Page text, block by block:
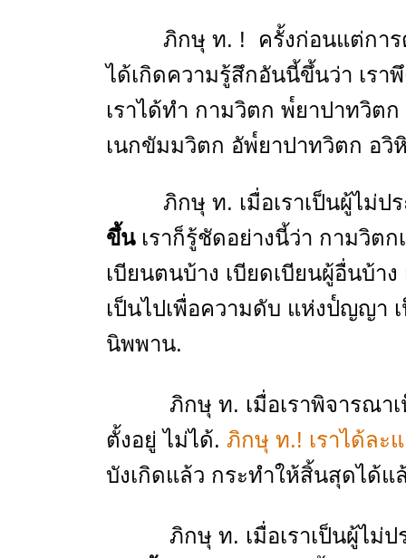
ภิกษุ ท. ! ครั้งก่อนแต่การตรั
ได้เกิดความรู้สึกอันนี้ขึ้นว่า เรา
เราได้ทำ กามวิตก พ๎ยาปาทวิต
เนกขัมมวิตก อัพ๎ยาปาทวิตก อวิ
ภิกษุ ท. เมื่อเราเป็นผู้ไม่ปร
ขึ้นเราก็รู้ชัดอย่างนี้ว่า กามวิตก
เบียนตนบ้าง เบียดเบียนผู้อื่นบ้า
เป็นไปเพื่อความดับ แห่งป๎ญญา
นิพพาน.
ภิกษุ ท. เมื่อเราพิจารณาเห็
ตั้งอยู่ ไม่ได้. ภิกษุ ท.! เราได้ละ
บังเกิดแล้ว กระทําให้สิ้นสุดได้แ
ภิกษุ ท. เมื่อเราเป็นผู้ไม่ปร